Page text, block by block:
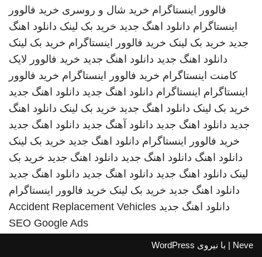
فالوور اینستاگرام خرید شال و روسری خرید فالوور
اینستاگرام دانلود اهنگ جدید خرید بک لینک دانلود اهنگ
جدید خرید بک لینک خرید فالوور اینستاگرام خرید بک لینک
دانلود اهنگ جدید دانلود اهنگ جدید خرید فالوور لایک
کامنت اینستاگرام خرید فالوور اینستاگرام خرید فالوور
اینستاگرام اینستاگرام دانلود اهنگ جدید دانلود اهنگ جدید
خرید بک لینک دانلود اهنگ جدید خرید بک لینک دانلود اهنگ
جدید دانلود اهنگ جدید دانلود آهنگ جدید دانلود اهنگ جدید
خرید فالوور اینستاگرام دانلود اهنگ جدید خرید بک لینک
دانلود اهنگ دانلود اهنگ جدید دانلود اهنگ جدید خرید بک
لینک دانلود اهنگ جدید دانلود اهنگ جدید دانلود اهنگ جدید
دانلود اهنگ جدید خرید بک لینک خرید فالوور اینستاگرام
دانلود اهنگ جدید Accident Replacement Vehicles
SEO Google Ads
Neve | با نیروی WordPress